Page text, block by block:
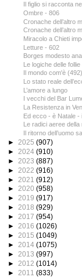
Il figlio si racconta
Ombre - 806
Cronache dell’altro
Cronache dell’altro
Miracolo a Chieti
Letture - 602
Borges modesto
Le logiche delle
Il mondo com'è (492)
Lo stato reale
L’amore a lungo
I vecchi del Bar
La Resistenza in
Ed ecco - è Natale -
Le radici aeree
Il ritorno dell’uomo
► 2025 (907)
► 2024 (910)
► 2023 (887)
► 2022 (916)
► 2021 (912)
► 2020 (958)
► 2019 (917)
► 2018 (929)
► 2017 (954)
► 2016 (1026)
► 2015 (1049)
► 2014 (1075)
► 2013 (997)
► 2012 (1014)
► 2011 (833)